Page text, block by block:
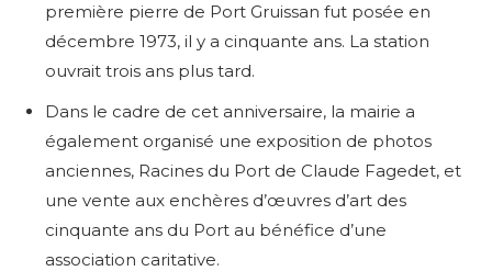
première pierre de Port Gruissan fut posée en
décembre 1973, il y a cinquante ans. La station
ouvrait trois ans plus tard.
Dans le cadre de cet anniversaire, la mairie a
également organisé une exposition de photos
anciennes, Racines du Port de Claude Fagedet, et
une vente aux enchères d’œuvres d’art des
cinquante ans du Port au bénéfice d’une
association caritative.